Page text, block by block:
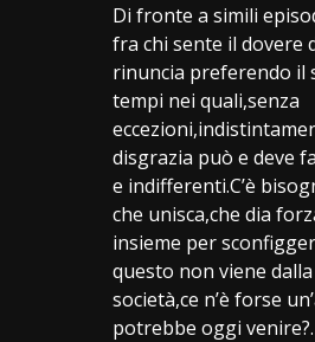
Di fronte a simili
fra chi sente il dovere
rinuncia preferendo il
tempi nei quali,senza
disgrazia può e deve
e indifferenti.C’è
che unisca,che dia
insieme per
questo non viene
società,ce n’è forse
potrebbe oggi venire?.